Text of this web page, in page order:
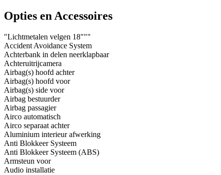
Opties en Accessoires
"Lichtmetalen velgen 18"""
Accident Avoidance System
Achterbank in delen neerklapbaar
Achteruitrijcamera
Airbag(s) hoofd achter
Airbag(s) hoofd voor
Airbag(s) side voor
Airbag bestuurder
Airbag passagier
Airco automatisch
Airco separaat achter
Aluminium interieur afwerking
Anti Blokkeer Systeem
Anti Blokkeer Systeem (ABS)
Armsteun voor
Audio installatie